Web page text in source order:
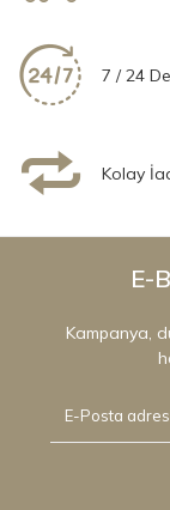
7 / 24
Kolay
E-
Kampanya,